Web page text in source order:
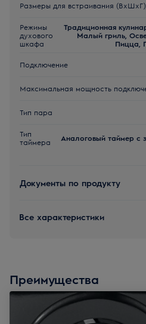
Размеры для встраивания
Режимы
духового
шкафа
Традиционная
Малый гриль,
Пицца,
Подключение
Максимальная мощность
Тип пара
Тип
таймера
Аналоговый таймер с
Документы по продукту
Все характеристики
Преимущества